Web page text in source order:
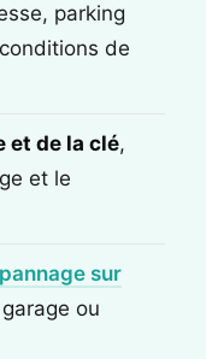
parking
de
et de la clé,
et le
sur
ou